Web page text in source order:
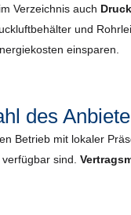
Verzeichnis auch
und
einsparen.
des
Betrieb mit lokaler
sind.